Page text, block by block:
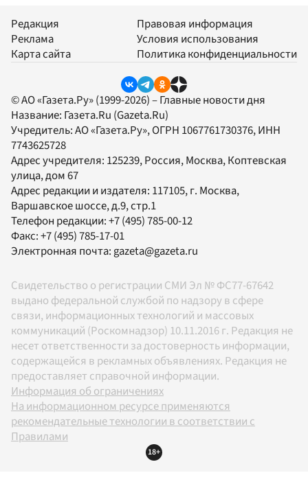
Редакция
Реклама
Карта сайта
Правовая информация
Условия использования
Политика конфиденциальности
© АО «Газета.Ру» (1999-2026) – Главные новости дня
Название: Газета.Ru (Gazeta.Ru)
Учредитель:АО «Газета.Ру», ОГРН 1067761730376, ИНН
7743625728
Адрес учредителя: 125239, Россия, Москва, Коптевская
улица, дом 67
Адрес редакции и издателя: 117105, г. Москва,
Варшавское шоссе, д.9, стр.1
Телефон редакции:+7 (495) 785-00-12
Факс:+7 (495) 785-17-01
Электронная почта: gazeta@gazeta.ru
Свидетельство о регистрации СМИ Эл № ФС77-67642
выдано федеральной службой по надзору в сфере
связи, информационных технологий и массовых
коммуникаций (Роскомнадзор) 10.11.2016 г. Редакция не
несет ответственности за достоверность информации,
содержащейся в рекламных объявлениях. Редакция не
предоставляет справочной информации.
Информация об ограничениях
На информационном ресурсе применяются
рекомендательные технологии в соответствии с
Правилами
18+